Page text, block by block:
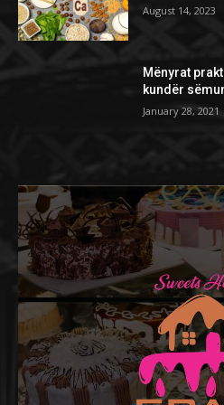
August 14, 2023
Mënyrat
kundër
January 28, 2021